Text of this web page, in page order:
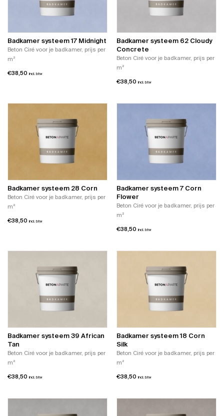
de
productpagina
op
de
productpagina
Badkamer systeem 17 Midnight
Beton Ciré voor je badkamer, prijs per
m²
€38,50 incl. btw
Badkamer systeem 62 Cloudy
Concrete
Beton Ciré voor je badkamer, prijs per
m²
€38,50 incl. btw
Badkamer systeem 28 Corn
Beton Ciré voor je badkamer, prijs per
m²
€38,50 incl. btw
Badkamer systeem 7 Corn
Flower
Beton Ciré voor je badkamer, prijs per
m²
€38,50 incl. btw
Badkamer systeem 39 African
Tan
Beton Ciré voor je badkamer, prijs per
m²
€38,50 incl. btw
Badkamer systeem 18 Corn
Silk
Beton Ciré voor je badkamer, prijs per
m²
€38,50 incl. btw